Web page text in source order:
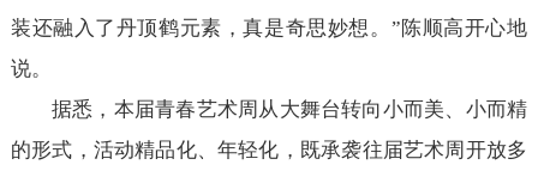
装还融入了丹顶鹤元素，真是奇思妙想。”陈顺高开心地
说。
据悉，本届青春艺术周从大舞台转向小而美、小而精
的形式，活动精品化、年轻化，既承袭往届艺术周开放多